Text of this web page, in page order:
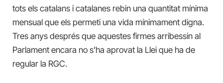
tots els catalans i catalanes rebin una quantitat mínima
mensual que els permeti una vida mínimament digna.
Tres anys després que aquestes firmes arribessin al
Parlament encara no s’ha aprovat la Llei que ha de
regular la RGC.